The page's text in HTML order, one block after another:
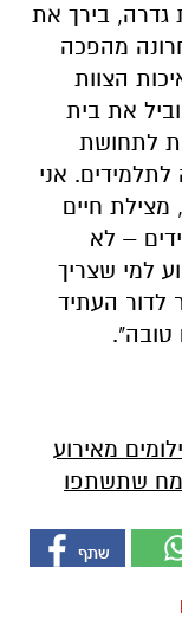
גדרה, בירך את
מהפכה
הצוות
את בית
לתחושת
אני
חיים
– לא
למי שצריך
לדור העתיד
טובה".
מאירוע
שתשתפו